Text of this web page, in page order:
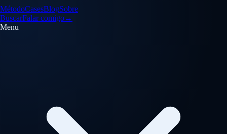
MétodoCasesBlogSobre
BuscarFalar comigo→
Menu